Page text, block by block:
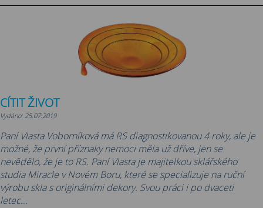
CÍTIT ŽIVOT
Vydáno: 25.07.2019
Paní Vlasta Voborníková má RS diagnostikovanou 4 roky, ale je
možné, že první příznaky nemoci měla už dříve, jen se
nevědělo, že je to RS. Paní Vlasta je majitelkou sklářského
studia Miracle v Novém Boru, které se specializuje na ruční
výrobu skla s originálními dekory. Svou práci i po dvaceti
letec...